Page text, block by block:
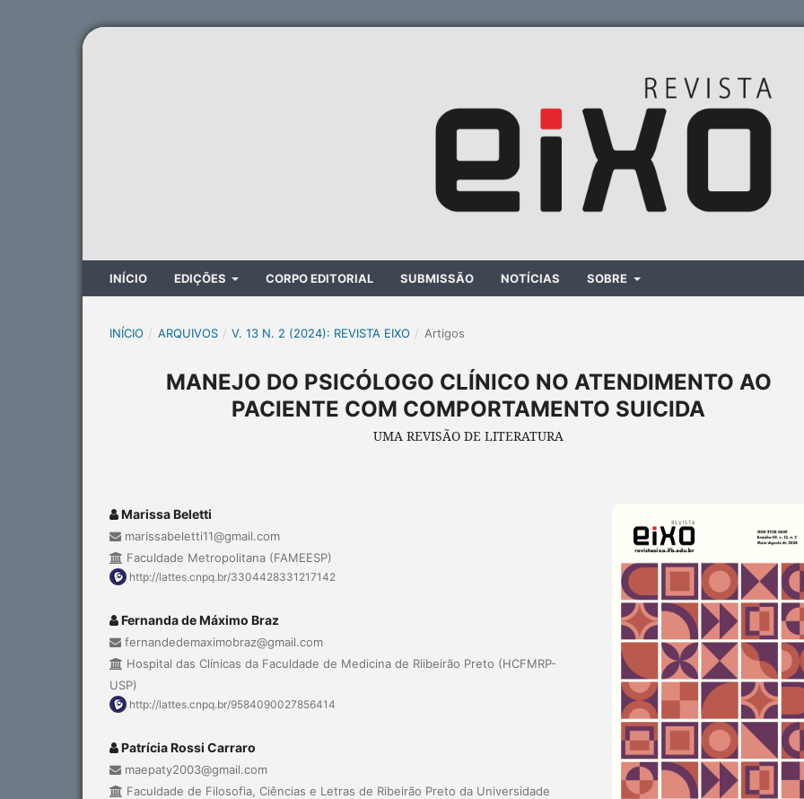
INÍCIO EDIÇÕES CORPO EDITORIAL SUBMISSÃO NOTÍCIAS SOBRE
INÍCIO / ARQUIVOS / V. 13 N. 2 (2024): REVISTA EIXO / Artigos
MANEJO DO PSICÓLOGO CLÍNICO NO ATENDIMENTO AO
PACIENTE COM COMPORTAMENTO SUICIDA
UMA REVISÃO DE LITERATURA
Marissa Beletti
marissabeletti11@gmail.com
Faculdade Metropolitana (FAMEESP)
http://lattes.cnpq.br/3304428331217142
Fernanda de Máximo Braz
fernandedemaximobraz@gmail.com
Hospital das Clínicas da Faculdade de Medicina de Riibeirão Preto (HCFMRP-
USP)
http://lattes.cnpq.br/9584090027856414
Patrícia Rossi Carraro
maepaty2003@gmail.com
Faculdade de Filosofia, Ciências e Letras de Ribeirão Preto da Universidade